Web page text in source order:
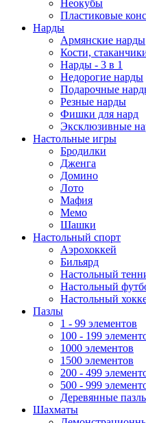
Неокубы
Пластиковые
Нарды
Армянские нарды
Кости,
Нарды - 3 в 1
Недорогие нарды
Подарочные
Резные нарды
Фишки для нард
Эксклюзивные
Настольные игры
Бродилки
Дженга
Домино
Лото
Мафия
Мемо
Шашки
Настольный спорт
Аэрохоккей
Бильярд
Настольный
Настольный
Настольный
Пазлы
1 - 99 элементов
100 - 199
1000 элементов
1500 элементов
200 - 499
500 - 999
Деревянные
Шахматы